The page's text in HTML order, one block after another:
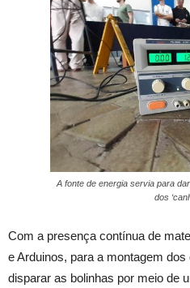
A fonte de energia servia para
dos
Com a presença contínua de
e Arduinos, para a montagem
disparar as bolinhas por meio de